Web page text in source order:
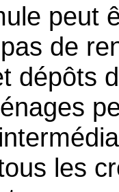
peut
de
dépôts
les